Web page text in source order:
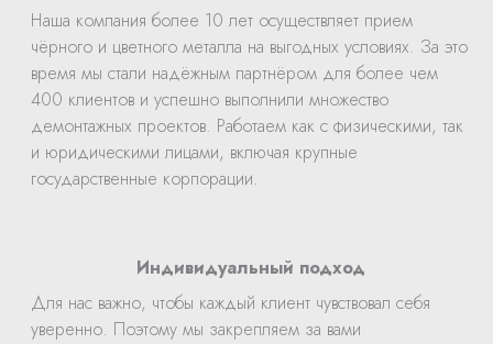
Наша компания более 10 лет осуществляет прием
чёрного и цветного металла на выгодных условиях. За это
время мы стали надёжным партнёром для более чем
400 клиентов и успешно выполнили множество
демонтажных проектов. Работаем как с физическими, так
и юридическими лицами, включая крупные
государственные корпорации.
Индивидуальный подход
Для нас важно, чтобы каждый клиент чувствовал себя
уверенно. Поэтому мы закрепляем за вами